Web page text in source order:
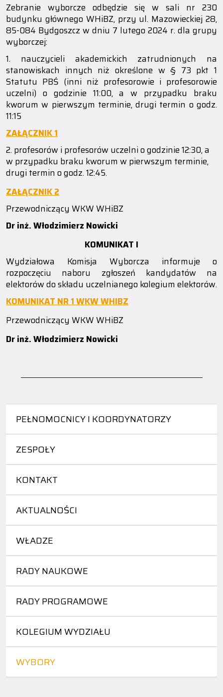
PEŁNOMOCNICY I KOORDYNATORZY
ZESPOŁY
KONTAKT
AKTUALNOŚCI
WŁADZE
RADY NAUKOWE
RADY PROGRAMOWE
KOLEGIUM WYDZIAŁU
WYBORY
Zebranie wyborcze odbędzie się w sali nr 230
budynku głównego WHiBZ, przy ul. Mazowieckiej 28,
85-084 Bydgoszcz w dniu 7 lutego 2024 r. dla grupy
wyborczej:
1. nauczycieli akademickich zatrudnionych na
stanowiskach innych niż określone w § 73 pkt 1
Statutu PBŚ (inni niż profesorowie i profesorowie
uczelni) o godzinie 11:00, a w przypadku braku
kworum w pierwszym terminie, drugi termin o godz.
11:15
ZAŁĄCZNIK 1
2. profesorów i profesorów uczelni o godzinie 12:30, a
w przypadku braku kworum w pierwszym terminie,
drugi termin o godz. 12:45.
ZAŁĄCZNIK 2
Przewodniczący WKW WHiBZ
Dr inż. Włodzimierz Nowicki
KOMUNIKAT I
Wydziałowa Komisja Wyborcza informuje o
rozpoczęciu naboru zgłoszeń kandydatów na
elektorów do składu uczelnianego kolegium elektorów.
KOMUNIKAT NR 1 WKW WHIBZ
Przewodniczący WKW WHiBZ
Dr inż. Włodzimierz Nowicki